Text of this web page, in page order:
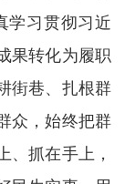
学习贯彻习近
果转化为履职
街巷、扎根群
众，始终把群
、抓在手上，